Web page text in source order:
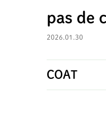
pas de
2026.01.30
COAT